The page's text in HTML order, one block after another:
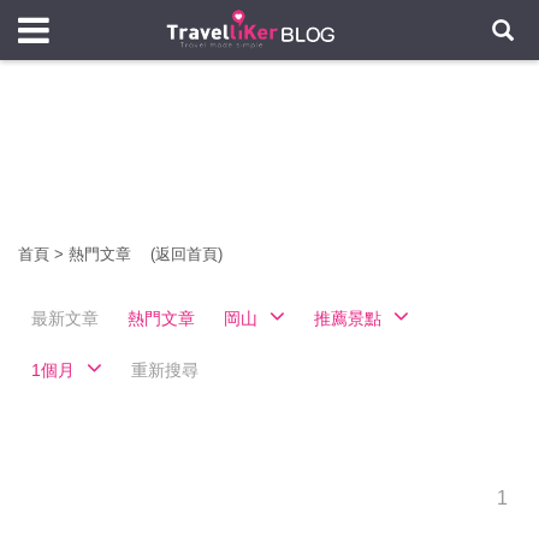
首頁 > 熱門文章 (返回首頁)
最新文章 熱門文章 岡山 推薦景點
1個月 重新搜尋
1